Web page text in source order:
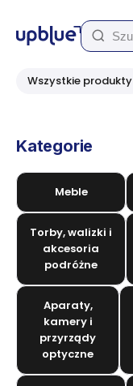
Wszystkie produkty
Kategorie
Meble
Torby, walizki i
akcesoria
podróżne
Aparaty,
kamery i
przyrządy
optyczne